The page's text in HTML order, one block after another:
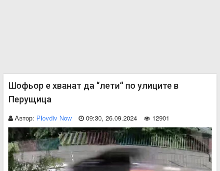
Шофьор е хванат да “лети“ по улиците в
Перущица
Автор: Plovdiv Now 09:30, 26.09.2024 12901